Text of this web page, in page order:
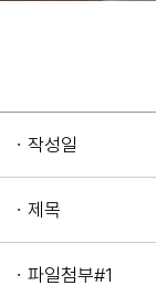
ㆍ작성일
ㆍ제목
ㆍ파일첨부#1